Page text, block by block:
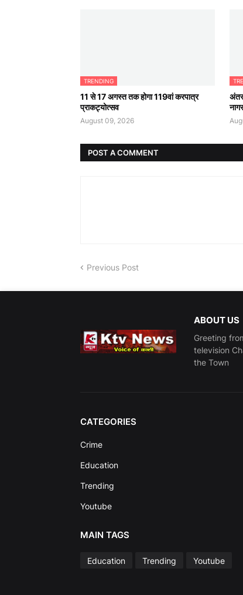
TRENDING
11 से 17 अगस्त तक होगा 119वां करपात्र
प्राकट्योत्सव
August 09, 2026
POST A COMMENT
Previous Post
ABOUT US
Greeting
television
the Town
CATEGORIES
Crime
Education
Trending
Youtube
MAIN TAGS
Education Trending Youtube